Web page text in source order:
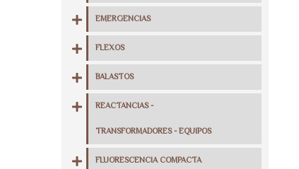
EMERGENCIAS
FLEXOS
BALASTOS
REACTANCIAS -
TRANSFORMADORES - EQUIPOS
FLUORESCENCIA COMPACTA